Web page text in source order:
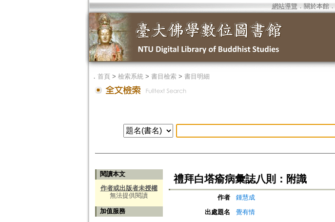
網站導覽 ． 關於本館．
． 首頁> 檢索系統> 書目檢索> 書目明細
閱讀本文
作者或出版者未授權
無法提供閱讀
加值服務
禮拜白塔瘉病彙誌八則：附識
作者
鍾慧成
出處題名
覺有情